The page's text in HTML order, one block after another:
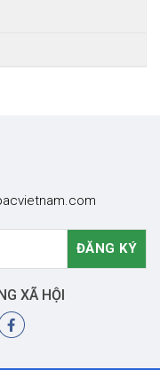
XÃ HỘI